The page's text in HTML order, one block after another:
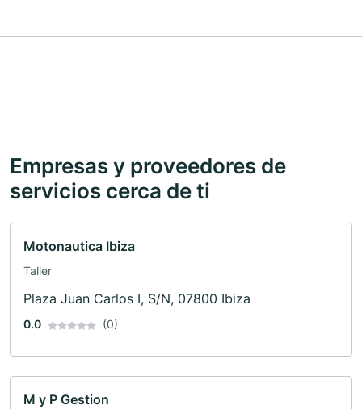
Empresas y proveedores de
servicios cerca de ti
Motonautica Ibiza
Taller
Plaza Juan Carlos I, S/N, 07800 Ibiza
0.0 (0)
M y P Gestion